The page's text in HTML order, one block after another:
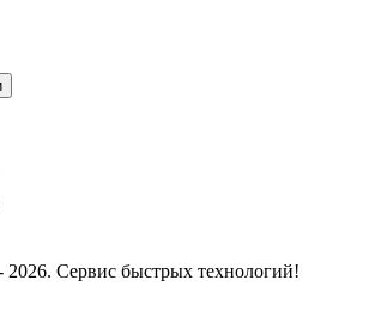
Сервис быстрых технологий!